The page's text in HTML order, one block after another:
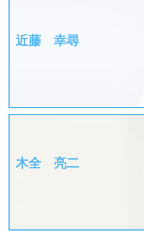
近藤 幸尋
木全 亮二